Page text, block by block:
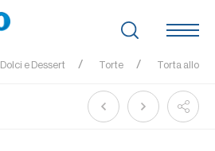
Dolci e Dessert Torte Torta allo